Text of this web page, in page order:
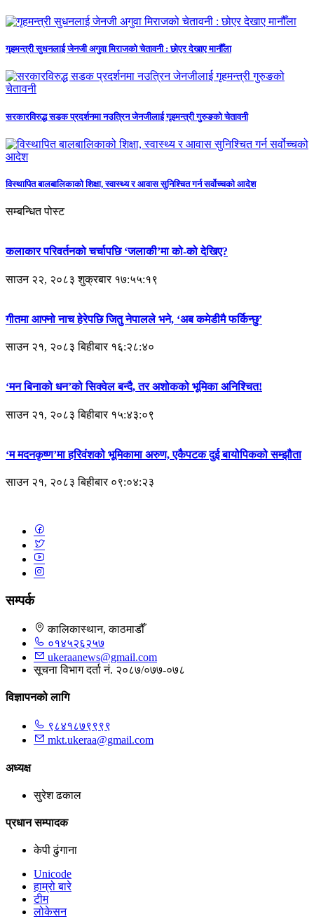
गृहमन्त्री सुधनलाई जेनजी अगुवा मिराजको चेतावनी : छोएर देखाए मानौँला
सरकारविरुद्ध सडक प्रदर्शनमा नउत्रिन जेनजीलाई गृहमन्त्री गुरुङको चेतावनी
विस्थापित बालबालिकाको शिक्षा, स्वास्थ्य र आवास सुनिश्चित गर्न सर्वोच्चको आदेश
सम्बन्धित पोस्ट
कलाकार परिवर्तनको चर्चापछि ‘जलाकी’मा को-को देखिए?
साउन २२, २०८३ शुक्रबार १७:५५:१९
गीतमा आफ्नो नाच हेरेपछि जितु नेपालले भने, ‘अब कमेडीमै फर्किन्छु’
साउन २१, २०८३ बिहीबार १६:२८:४०
‘मन बिनाको धन’को सिक्वेल बन्दै, तर अशोकको भूमिका अनिश्चित!
साउन २१, २०८३ बिहीबार १५:४३:०९
‘म मदनकृष्ण’मा हरिवंशको भूमिकामा अरुण, एकैपटक दुई बायोपिकको सम्झौता
साउन २१, २०८३ बिहीबार ०९:०४:२३
सम्पर्क
कालिकास्थान, काठमाडौँ
०१४५२६२५७
ukeraanews@gmail.com
सूचना विभाग दर्ता नं. २०८७/०७७-०७८
विज्ञापनको लागि
९८४१८७९९९९
mkt.ukeraa@gmail.com
अध्यक्ष
सुरेश ढकाल
प्रधान सम्पादक
केपी ढुंगाना
Unicode
हाम्रो बारे
टीम
लोकेसन